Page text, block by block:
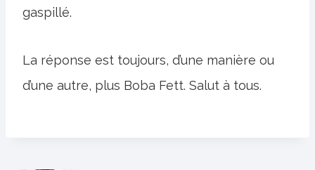
gaspillé.
La réponse est toujours, d’une manière ou
d’une autre, plus Boba Fett. Salut à tous.